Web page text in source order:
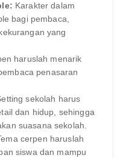
Karakter dalam
bagi pembaca,
yang
haruslah menarik
penasaran
sekolah harus
dan hidup, sehingga
suasana sekolah.
cerpen haruslah
siswa dan mampu